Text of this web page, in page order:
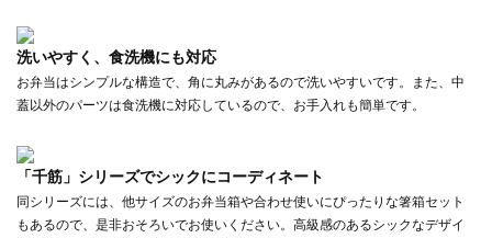
洗いやすく、食洗機にも対応
お弁当はシンプルな構造で、角に丸みがあるので洗いやすいです。また、中
蓋以外のパーツは食洗機に対応しているので、お手入れも簡単です。
「千筋」シリーズでシックにコーディネート
同シリーズには、他サイズのお弁当箱や合わせ使いにぴったりな箸箱セット
もあるので、是非おそろいでお使いください。高級感のあるシックなデザイ